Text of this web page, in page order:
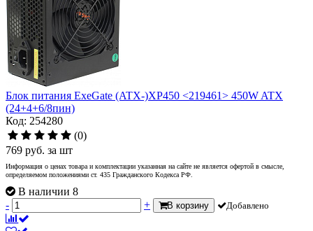
Блок питания ExeGate (ATX-)XP450 <219461> 450W ATX
(24+4+6/8пин)
Код: 254280
(0)
769 руб. за шт
Информация о ценах товара и комплектации указанная на сайте не является офертой в смысле,
определяемом положениями ст. 435 Гражданского Кодекса РФ.
В наличии 8
-
+ В корзину Добавлено